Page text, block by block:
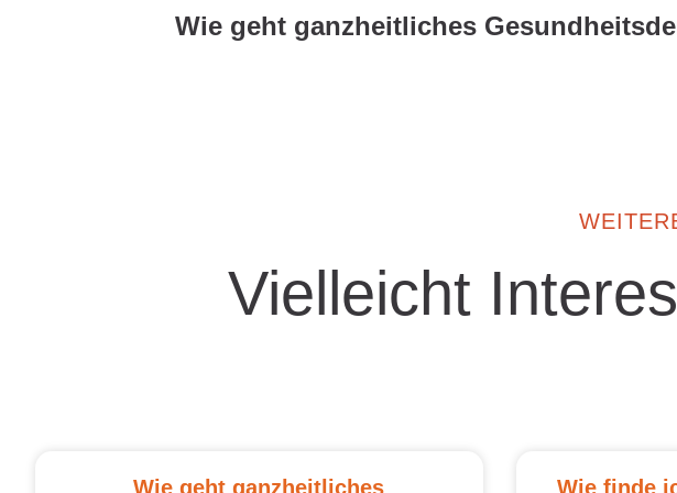
Vielleicht
Wie geht ganzheitliches Wie finde